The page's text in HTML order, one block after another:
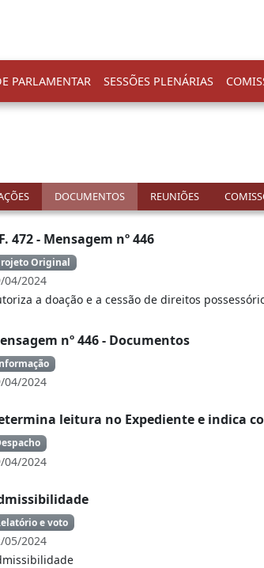
PARLAMENTAR SESSÕES PLENÁRIAS
DOCUMENTOS REUNIÕES
472 - Mensagem nº 446
Original
04/2024
a doação e a cessão de direitos
nº 446 - Documentos
04/2024
leitura no Expediente e indica
04/2024
e voto
05/2024